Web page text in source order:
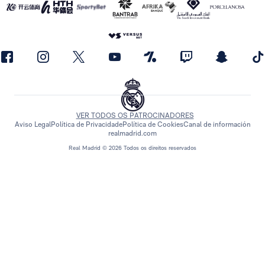
Real Madrid © 2026 Todos os direitos reservados
VER TODOS OS PATROCINADORES
Aviso LegalPolítica de PrivacidadePolítica de CookiesCanal de información
realmadrid.com